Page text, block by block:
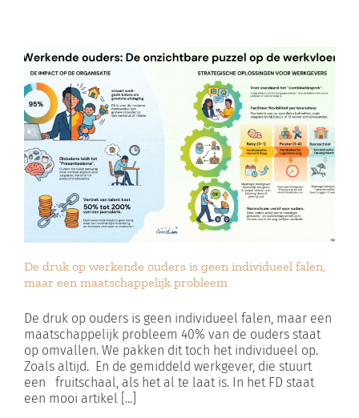
De druk op werkende ouders is geen individueel falen,
maar een maatschappelijk probleem
De druk op ouders is geen individueel falen, maar een
maatschappelijk probleem 40% van de ouders staat
op omvallen. We pakken dit toch het individueel op.
Zoals altijd. En de gemiddeld werkgever, die stuurt
een fruitschaal, als het al te laat is. In het FD staat
een mooi artikel [...]